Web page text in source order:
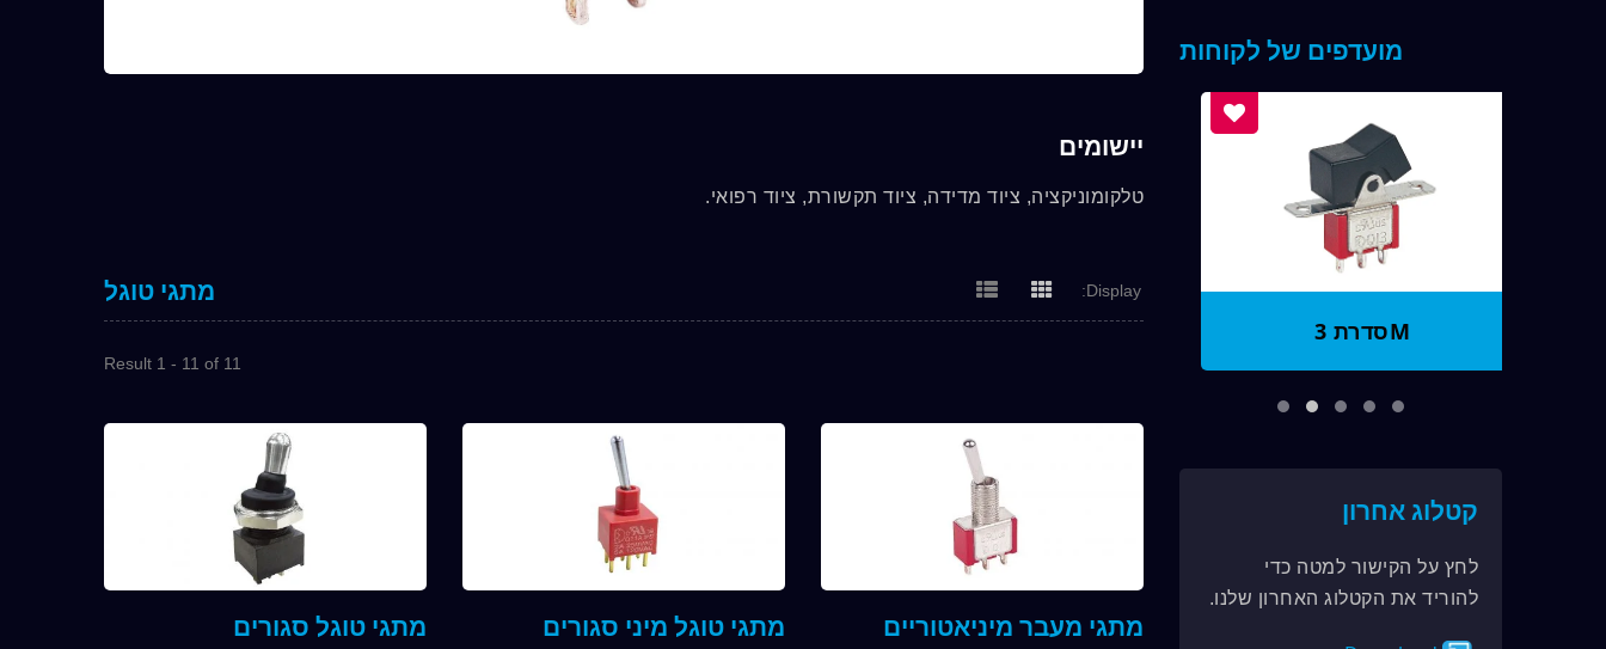
יישומים
טלקומוניקציה, ציוד מדידה, ציוד תקשורת, ציוד רפואי.
מתגי טוגל Display:
Result 1 - 11 of 11
מתגי מעבר מיניאטוריים מתגי טוגל מיני סגורים מתגי טוגל סגורים
מועדפים של לקוחות
סדרת 7M סדרת MPB סדרת 1M סדרת 3M
קטלוג אחרון
לחץ על הקישור למטה כדי
להוריד את הקטלוג האחרון שלנו.